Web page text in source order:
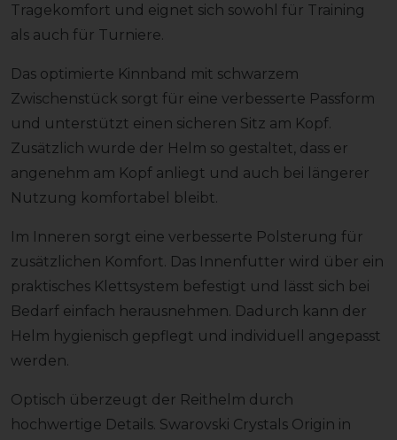
Tragekomfort und eignet sich sowohl für Training
als auch für Turniere.
Das optimierte Kinnband mit schwarzem
Zwischenstück sorgt für eine verbesserte Passform
und unterstützt einen sicheren Sitz am Kopf.
Zusätzlich wurde der Helm so gestaltet, dass er
angenehm am Kopf anliegt und auch bei längerer
Nutzung komfortabel bleibt.
Im Inneren sorgt eine verbesserte Polsterung für
zusätzlichen Komfort. Das Innenfutter wird über ein
praktisches Klettsystem befestigt und lässt sich bei
Bedarf einfach herausnehmen. Dadurch kann der
Helm hygienisch gepflegt und individuell angepasst
werden.
Optisch überzeugt der Reithelm durch
hochwertige Details. Swarovski Crystals Origin in